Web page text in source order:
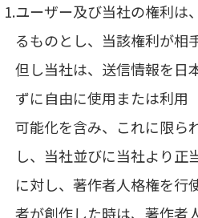
1.ユーザー及び当社の権利は
るものとし、当該権利が相
但し当社は、送信情報を日
ずに自由に使用または利用
可能化を含み、これに限ら
し、当社並びに当社より
に対し、著作者人格権を行
者が創作した時は、著作者